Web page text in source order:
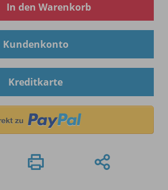
In den Warenkorb
Kundenkonto
Kreditkarte